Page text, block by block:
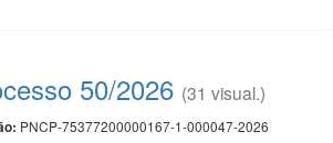
50/2026 (31 visual.)
PNCP-75377200000167-1-000047-2026